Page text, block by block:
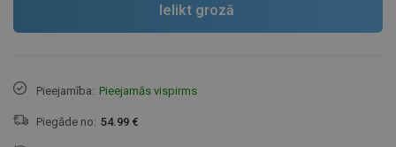
Ielikt grozā
Pieejamība: Pieejamās vispirms
Piegāde no: 54.99 €